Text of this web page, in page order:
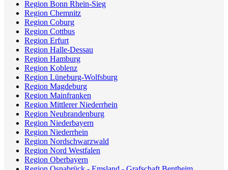
Region Bonn Rhein-Sieg
Region Chemnitz
Region Coburg
Region Cottbus
Region Erfurt
Region Halle-Dessau
Region Hamburg
Region Koblenz
Region Lüneburg-Wolfsburg
Region Magdeburg
Region Mainfranken
Region Mittlerer Niederrhein
Region Neubrandenburg
Region Niederbayern
Region Niederrhein
Region Nordschwarzwald
Region Nord Westfalen
Region Oberbayern